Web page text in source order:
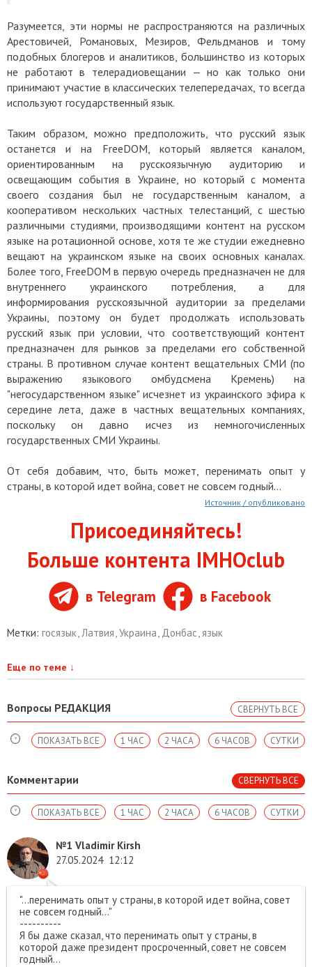
Разумеется, эти нормы не распространяются на различных
Арестовичей, Романовых, Мезиров, Фельдманов и тому
подобных блогеров и аналитиков, большинство из которых
не работают в телерадиовещании — но как только они
принимают участие в классических телепередачах, то всегда
используют государственный язык.
Таким образом, можно предположить, что русский язык
останется и на FreeDOM, который является каналом,
ориентированным на русскоязычную аудиторию и
освещающим события в Украине, но который с момента
своего создания был не государственным каналом, а
кооперативом нескольких частных телестанций, с шестью
различными студиями, производящими контент на русском
языке на ротационной основе, хотя те же студии ежедневно
вещают на украинском языке на своих основных каналах.
Более того, FreeDOM в первую очередь предназначен не для
внутреннего украинского потребления, а для
информирования русскоязычной аудитории за пределами
Украины, поэтому он будет продолжать использовать
русский язык при условии, что соответствующий контент
предназначен для рынков за пределами его собственной
страны. В противном случае контент вещательных СМИ (по
выражению языкового омбудсмена Кремень) на
"негосударственном языке" исчезнет из украинского эфира к
середине лета, даже в частных вещательных компаниях,
поскольку он давно исчез из немногочисленных
государственных СМИ Украины.
От себя добавим, что, быть может, перенимать опыт у
страны, в которой идет война, совет не совсем годный...
Источник / опубликовано
Присоединяйтесь!
Больше контента IMHOclub
в Telegram в Facebook
Метки: госязык,Латвия,Украина, Донбас,язык
Еще по теме ↓
Вопросы РЕДАКЦИЯ СВЕРНУТЬ ВСЕ
СУТКИ
6 ЧАСОВ
2 ЧАСА
1 ЧАС
ПОКАЗАТЬ ВСЕ
Комментарии СВЕРНУТЬ ВСЕ
СУТКИ
6 ЧАСОВ
2 ЧАСА
1 ЧАС
ПОКАЗАТЬ ВСЕ
№1 Vladimir Kirsh
27.05.2024 12:12
"...перенимать опыт у страны, в которой идет война, совет
не совсем годный..."
----------
Я бы даже сказал, что перенимать опыт у страны, в
которой даже президент просроченный, совет не совсем
годный...